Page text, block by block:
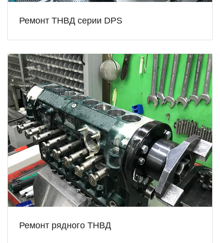
Ремонт ТНВД серии DPS
Ремонт рядного ТНВД